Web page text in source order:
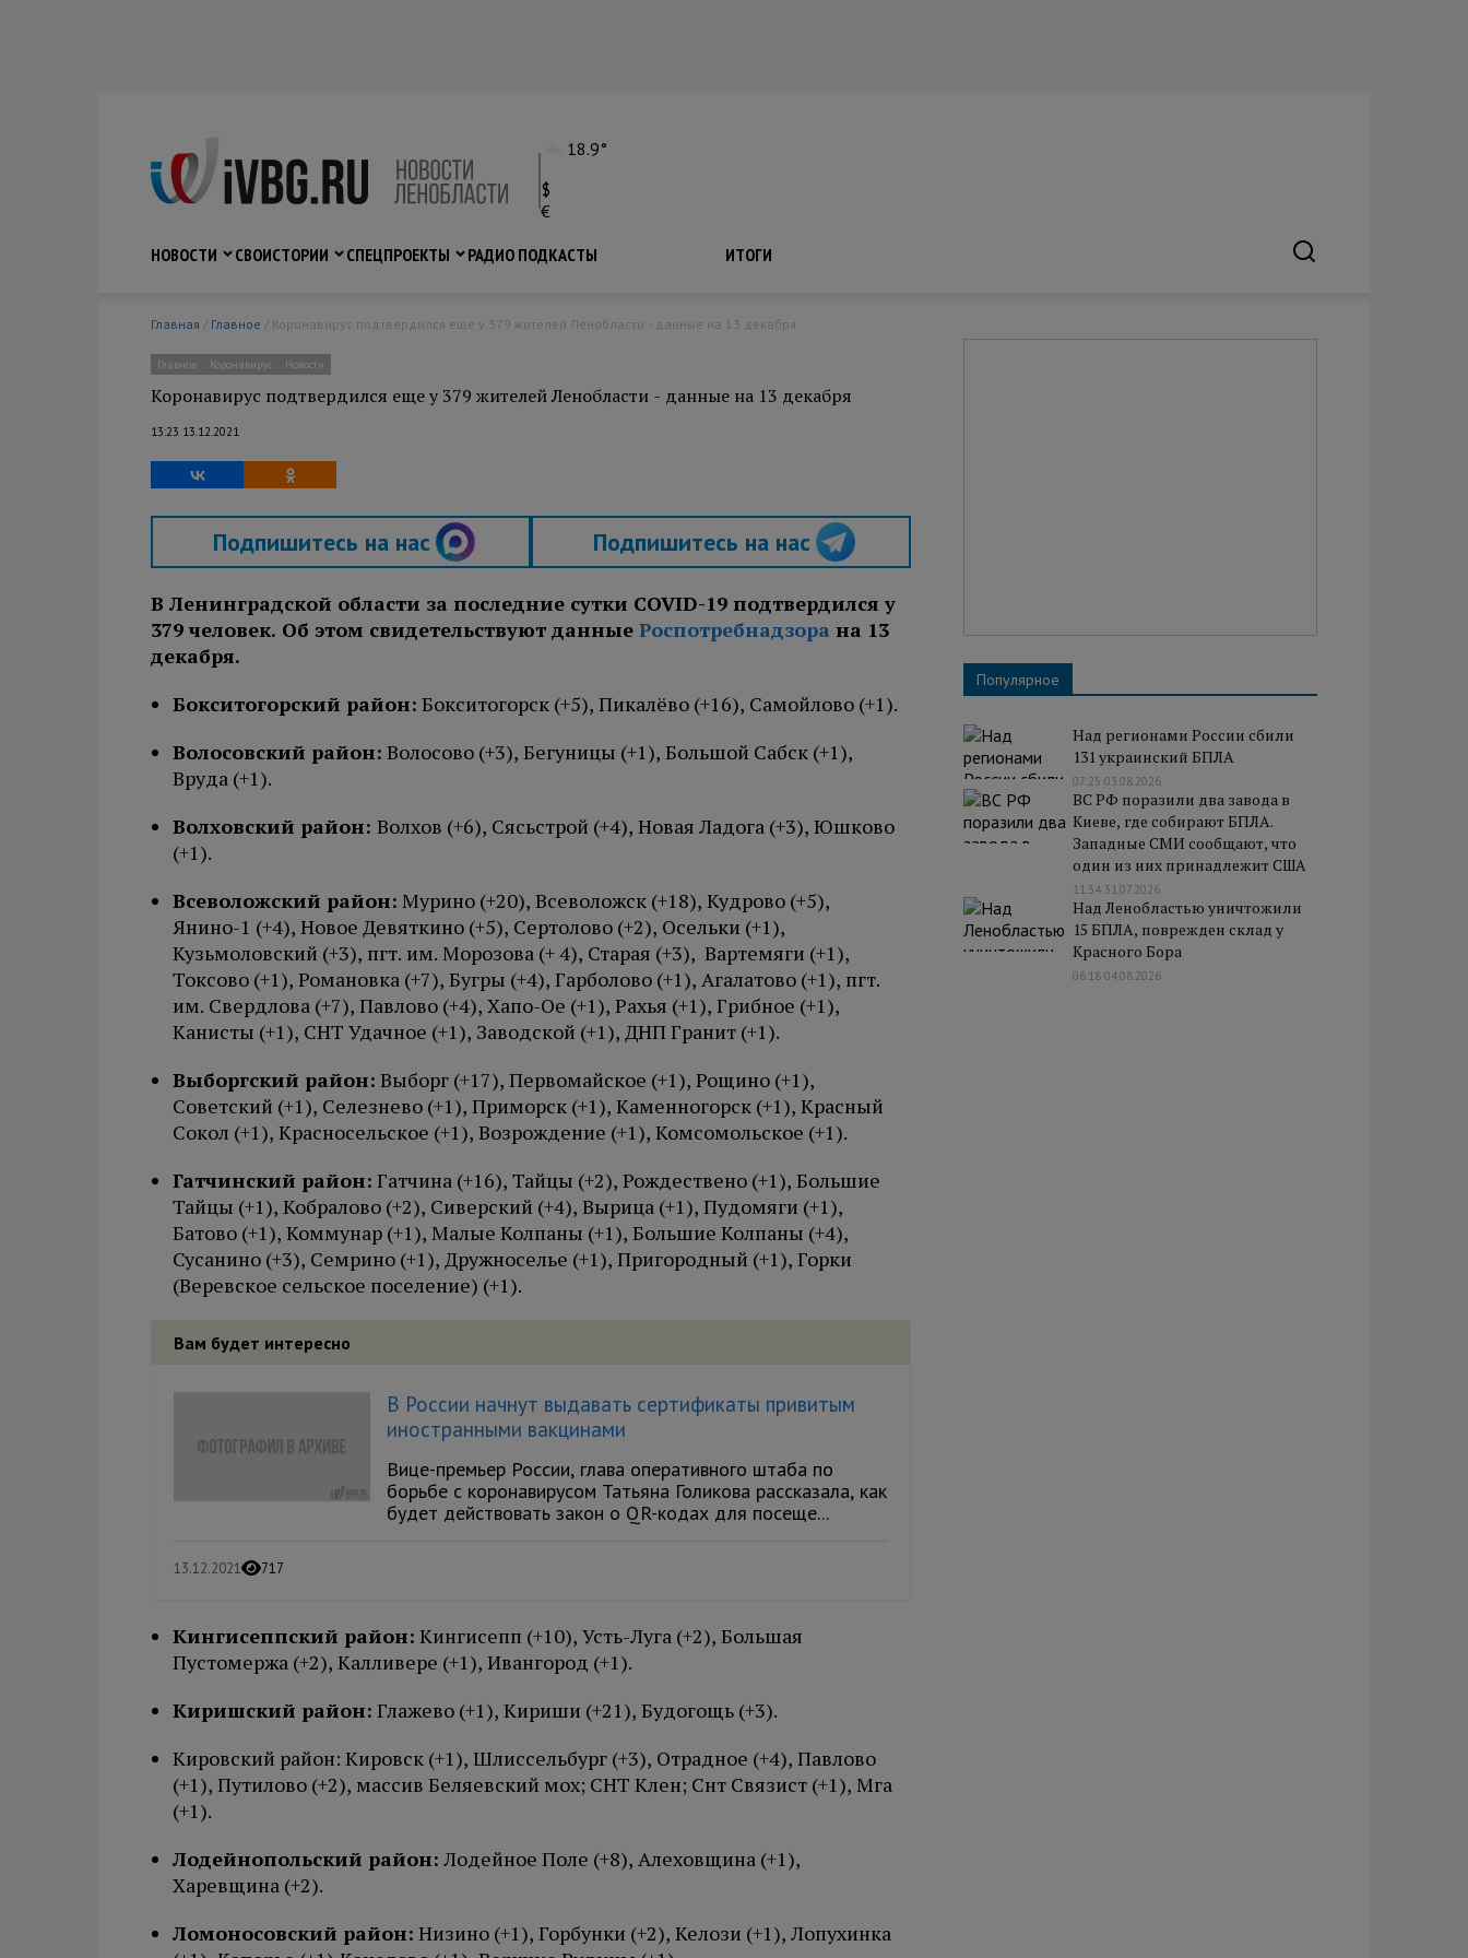
18.9°
$
€
НОВОСТИ
СВОИСТОРИИ СПЕЦПРОЕКТЫ РАДИО ПОДКАСТЫ ИТОГИ
Главная / Главное / Коронавирус подтвердился еще у 379 жителей Ленобласти - данные на 13 декабря
Главное Коронавирус Новости
Коронавирус подтвердился еще у 379 жителей Ленобласти - данные на 13 декабря
13:23 13.12.2021
Подпишитесь на нас Подпишитесь на нас
В Ленинградской области за последние сутки COVID-19 подтвердился у
379 человек. Об этом свидетельствуют данные Роспотребнадзора на 13
декабря.
Бокситогорский район: Бокситогорск (+5), Пикалёво (+16), Самойлово (+1).
Волосовский район: Волосово (+3), Бегуницы (+1), Большой Сабск (+1),
Вруда (+1).
Волховский район: Волхов (+6), Сясьстрой (+4), Новая Ладога (+3), Юшково
(+1).
Всеволожский район: Мурино (+20), Всеволожск (+18), Кудрово (+5),
Янино-1 (+4), Новое Девяткино (+5), Сертолово (+2), Осельки (+1),
Кузьмоловский (+3), пгт. им. Морозова (+ 4), Старая (+3), Вартемяги (+1),
Токсово (+1), Романовка (+7), Бугры (+4), Гарболово (+1), Агалатово (+1), пгт.
им. Свердлова (+7), Павлово (+4), Хапо-Ое (+1), Рахья (+1), Грибное (+1),
Канисты (+1), СНТ Удачное (+1), Заводской (+1), ДНП Гранит (+1).
Выборгский район: Выборг (+17), Первомайское (+1), Рощино (+1),
Советский (+1), Селезнево (+1), Приморск (+1), Каменногорск (+1), Красный
Сокол (+1), Красносельское (+1), Возрождение (+1), Комсомольское (+1).
Гатчинский район: Гатчина (+16), Тайцы (+2), Рождествено (+1), Большие
Тайцы (+1), Кобралово (+2), Сиверский (+4), Вырица (+1), Пудомяги (+1),
Батово (+1), Коммунар (+1), Малые Колпаны (+1), Большие Колпаны (+4),
Сусанино (+3), Семрино (+1), Дружноселье (+1), Пригородный (+1), Горки
(Веревское сельское поселение) (+1).
Вам будет интересно
В России начнут выдавать сертификаты привитым
иностранными вакцинами
Вице-премьер России, глава оперативного штаба по
борьбе с коронавирусом Татьяна Голикова рассказала, как
будет действовать закон о QR-кодах для посеще...
13.12.2021 717
Кингисеппский район: Кингисепп (+10), Усть-Луга (+2), Большая
Пустомержа (+2), Калливере (+1), Ивангород (+1).
Киришский район: Глажево (+1), Кириши (+21), Будогощь (+3).
Кировский район: Кировск (+1), Шлиссельбург (+3), Отрадное (+4), Павлово
(+1), Путилово (+2), массив Беляевский мох; СНТ Клен; Снт Связист (+1), Мга
(+1).
Лодейнопольский район: Лодейное Поле (+8), Алеховщина (+1),
Харевщина (+2).
Ломоносовский район: Низино (+1), Горбунки (+2), Келози (+1), Лопухинка
Популярное
Над регионами России сбили
131 украинский БПЛА
07:25 03.08.2026
ВС РФ поразили два завода в
Киеве, где собирают БПЛА.
Западные СМИ сообщают, что
один из них принадлежит США
11:34 31.07.2026
Над Ленобластью уничтожили
15 БПЛА, поврежден склад у
Красного Бора
06:18 04.08.2026